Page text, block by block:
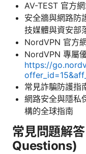
AV-TEST 官方
安全牆與網路防
技媒體與資安部
NordVPN 官方
NordVPN 專屬
https://
常見詐騙防護指
網路安全與隱私
構的全球指南
常見問題解
Questions)